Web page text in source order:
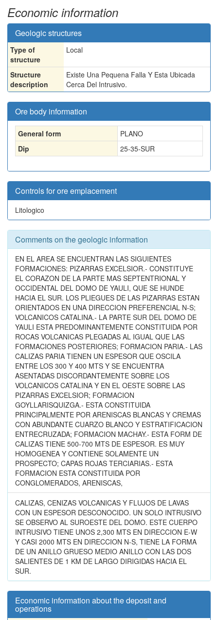
Economic information
Geologic structures
Type of
structure
Local
Structure
description
Existe Una Pequena Falla Y Esta Ubicada
Cerca Del Intrusivo.
Ore body information
General form
PLANO
Dip
25-35-SUR
Controls for ore emplacement
Litologico
Comments on the geologic information
EN EL AREA SE ENCUENTRAN LAS SIGUIENTES
FORMACIONES: PIZARRAS EXCELSIOR.- CONSTITUYE
EL CORAZON DE LA PARTE MAS SEPTENTRIONAL Y
OCCIDENTAL DEL DOMO DE YAULI, QUE SE HUNDE
HACIA EL SUR. LOS PLIEGUES DE LAS PIZARRAS ESTAN
ORIENTADOS EN UNA DIRECCION PREFERENCIAL N-S;
VOLCANICOS CATALINA.- LA PARTE SUR DEL DOMO DE
YAULI ESTA PREDOMINANTEMENTE CONSTITUIDA POR
ROCAS VOLCANICAS PLEGADAS AL IGUAL QUE LAS
FORMACIONES POSTERIORES; FORMACION PARIA.- LAS
CALIZAS PARIA TIENEN UN ESPESOR QUE OSCILA
ENTRE LOS 300 Y 400 MTS Y SE ENCUENTRA
ASENTADAS DISCORDANTEMENTE SOBRE LOS
VOLCANICOS CATALINA Y EN EL OESTE SOBRE LAS
PIZARRAS EXCELSIOR; FORMACION
GOYLLARISQUIZGA.- ESTA CONSTITUIDA
PRINCIPALMENTE POR ARENISCAS BLANCAS Y CREMAS
CON ABUNDANTE CUARZO BLANCO Y ESTRATIFICACION
ENTRECRUZADA; FORMACION MACHAY.- ESTA FORM DE
CALIZAS TIENE 500-700 MTS DE ESPESOR. ES MUY
HOMOGENEA Y CONTIENE SOLAMENTE UN
PROSPECTO; CAPAS ROJAS TERCIARIAS.- ESTA
FORMACION ESTA CONSTITUIDA POR
CONGLOMERADOS, ARENISCAS,
CALIZAS, CENIZAS VOLCANICAS Y FLUJOS DE LAVAS
CON UN ESPESOR DESCONOCIDO. UN SOLO INTRUSIVO
SE OBSERVO AL SUROESTE DEL DOMO. ESTE CUERPO
INTRUSIVO TIENE UNOS 2,300 MTS EN DIRECCION E-W
Y CASI 2000 MTS EN DIRECCION N-S, TIENE LA FORMA
DE UN ANILLO GRUESO MEDIO ANILLO CON LAS DOS
SALIENTES DE 1 KM DE LARGO DIRIGIDAS HACIA EL
SUR.
Economic information about the deposit and
operations